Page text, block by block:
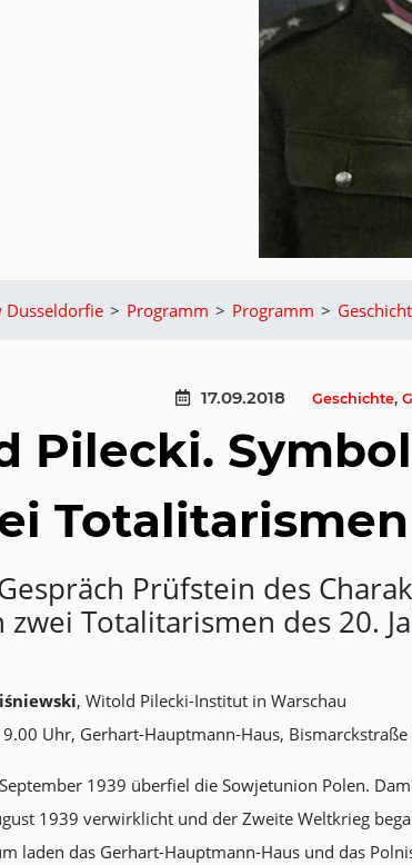
Dusseldorfie > Programm > Programm >
17.09.2018 Geschichte,
Pilecki.
Prüfstein des
zwei Totalitarismen des 20.
, Witold Pilecki-Institut in Warschau
Uhr, Gerhart-Hauptmann-Haus,
1939 überfiel die Sowjetunion Polen.
1939 verwirklicht und der Zweite Weltkrieg
laden das Gerhart-Hauptmann-Haus und das